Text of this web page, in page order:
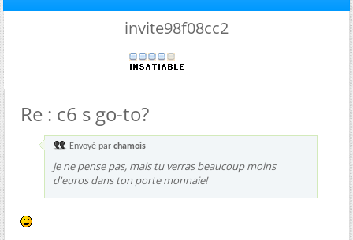
invite98f08cc2
Re : c6 s go-to?
Envoyé par chamois
Je ne pense pas, mais tu verras beaucoup moins
d'euros dans ton porte monnaie!